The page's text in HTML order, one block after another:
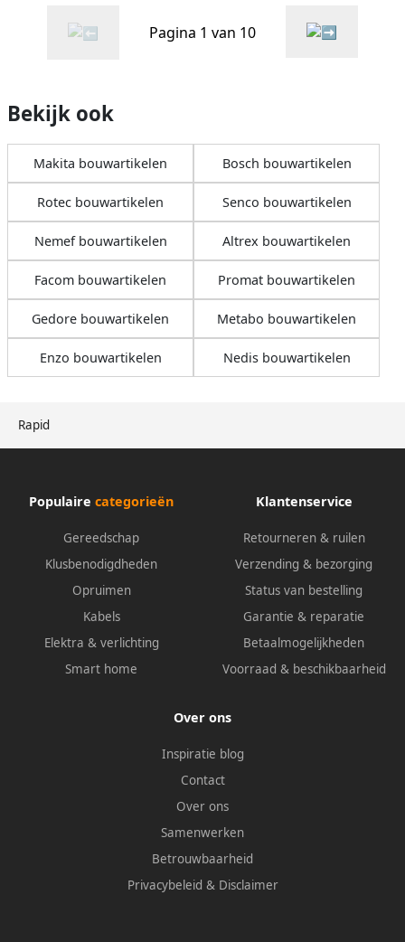
Rapid
Pagina 1 van 10
Bekijk ook
Makita bouwartikelen Bosch bouwartikelen
Rotec bouwartikelen Senco bouwartikelen
Nemef bouwartikelen Altrex bouwartikelen
Facom bouwartikelen Promat bouwartikelen
Gedore bouwartikelen Metabo bouwartikelen
Enzo bouwartikelen Nedis bouwartikelen
Populaire categorieën
Gereedschap
Klusbenodigdheden
Opruimen
Kabels
Elektra & verlichting
Smart home
Klantenservice
Retourneren & ruilen
Verzending & bezorging
Status van bestelling
Garantie & reparatie
Betaalmogelijkheden
Voorraad & beschikbaarheid
Over ons
Inspiratie blog
Contact
Over ons
Samenwerken
Betrouwbaarheid
Privacybeleid & Disclaimer